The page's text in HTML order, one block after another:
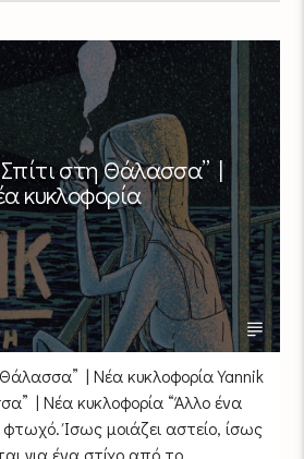
στη Θάλασσα” |
κυκλοφορία
| Νέα κυκλοφορία Yannik
| Νέα κυκλοφορία “Άλλο ένα
Ίσως μοιάζει αστείο, ίσως
για ένα στίχο από το